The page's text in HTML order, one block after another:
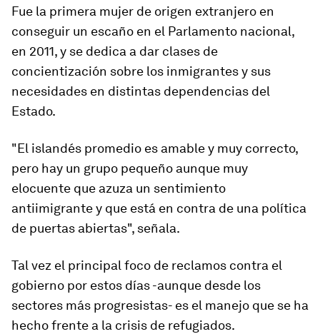
Fue la primera mujer de origen extranjero en
conseguir un escaño en el Parlamento nacional,
en 2011,y se dedica a dar clases de
concientización sobre los inmigrantes y sus
necesidades en distintas dependencias del
Estado.
"El islandés promedio es amable y muy correcto,
pero hay un grupo pequeño aunque muy
elocuente que azuza un sentimiento
antiimigrante y que está en contra de una política
de puertas abiertas", señala.
Tal vez el principal foco de reclamos contra el
gobierno por estos días -aunque desde los
sectores más progresistas- es el manejo que se ha
hecho frente a la crisis de refugiados.